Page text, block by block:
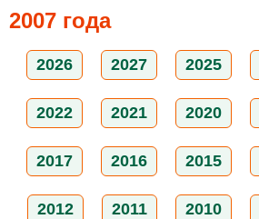
2007 года
2026 2027 2025
2022 2021 2020
2017 2016 2015
2012 2011 2010